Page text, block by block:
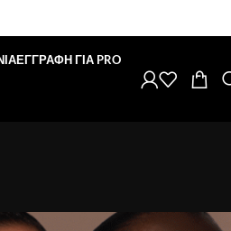
ΕΓΓΡΑΦΗ ΓΙΑ PRO